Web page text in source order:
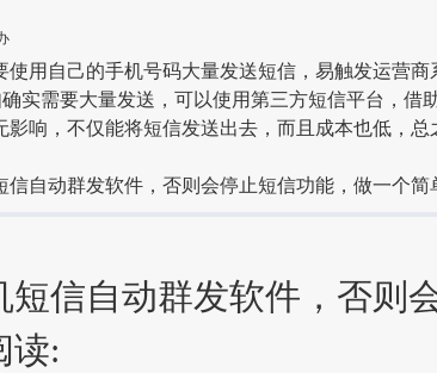
用自己的手机号码大量发送短信，易触发运营商
确实需要大量发送，可以使用第三方短信平台，借
影响，不仅能将短信发送出去，而且成本也低，总
自动群发软件，否则会停止短信功能，做一个简
短信自动群发软件，否则
读: